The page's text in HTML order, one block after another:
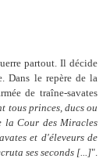
partout. Il décide
Dans le repère de la
de traîne-savates
tous princes, ducs ou
la Cour des Miracles
et d'éleveurs de
ses seconds [...]".